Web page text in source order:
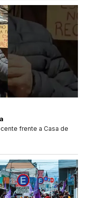
frente a Casa de